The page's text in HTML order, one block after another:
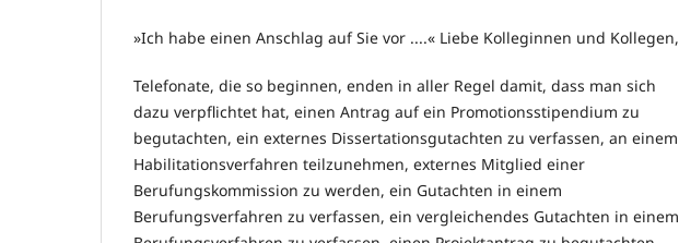
»Ich habe einen Anschlag auf Sie vor ....« Liebe Kolleginnen und Kollegen,
Telefonate, die so beginnen, enden in aller Regel damit, dass man sich
dazu verpflichtet hat, einen Antrag auf ein Promotionsstipendium zu
begutachten, ein externes Dissertationsgutachten zu verfassen, an einem
Habilitationsverfahren teilzunehmen, externes Mitglied einer
Berufungskommission zu werden, ein Gutachten in einem
Berufungsverfahren zu verfassen, ein vergleichendes Gutachten in einem